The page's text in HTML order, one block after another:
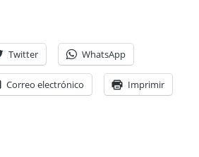
Twitter WhatsApp
Correo electrónico Imprimir